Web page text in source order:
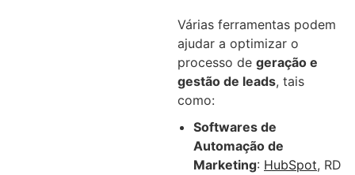
Várias ferramentas podem
ajudar a optimizar o
processo de geração e
gestão de leads, tais
como:
Softwares de
Automação de
Marketing: HubSpot, RD